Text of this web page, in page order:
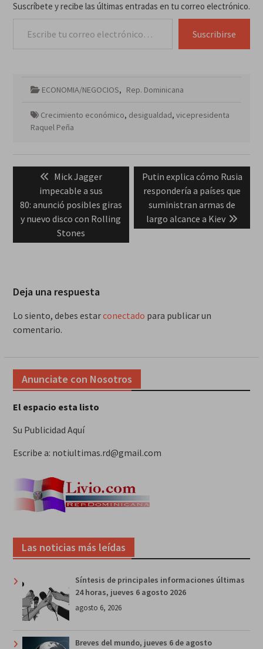
Suscríbete y recibe las últimas entradas en tu correo electrónico.
Suscribirse
ECONOMIA/NEGOCIOS, Rep. Dominicana
Crecimiento económico, desigualdad, vicepresidenta
Raquel Peña
Navegación
entradas
Previous
post:
Mick Jagger
impecable a sus
80: anunció posibles giras
y nuevo disco con Rolling
Stones
Next
post:
Putin explica cómo Rusia
respondería a países que
suministran armas de
largo alcance a Kiev
Deja una respuesta
Lo siento, debes estarconectado para publicar un
comentario.
Anunciate con Nosotros
El espacio esta listo
Su Publicidad Aquí
Escribe a: notiultimas.rd@gmail.com
Las noticias más leídas
Síntesis de principales informaciones últimas
24 horas, jueves 6 agosto 2026
agosto 6, 2026
Breves del mundo, jueves 6 de agosto